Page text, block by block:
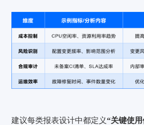
建议每类报表设计中都定义“关键使